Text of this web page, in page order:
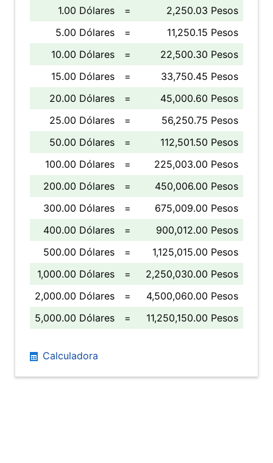
1.00 Dólares =
2,250.03 Pesos
5.00 Dólares
=
11,250.15 Pesos
10.00 Dólares
=
22,500.30 Pesos
15.00 Dólares
=
33,750.45 Pesos
20.00 Dólares
=
45,000.60 Pesos
25.00 Dólares
=
56,250.75 Pesos
50.00 Dólares
=
112,501.50 Pesos
100.00 Dólares
=
225,003.00 Pesos
200.00 Dólares
=
450,006.00 Pesos
300.00 Dólares
=
675,009.00 Pesos
400.00 Dólares
=
900,012.00 Pesos
500.00 Dólares
=
1,125,015.00 Pesos
1,000.00 Dólares
=
2,250,030.00 Pesos
2,000.00 Dólares
=
4,500,060.00 Pesos
5,000.00 Dólares
= 11,250,150.00 Pesos
Calculadora